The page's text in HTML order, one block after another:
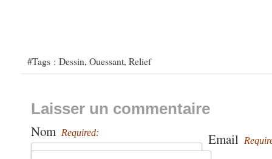
#Tags : Dessin, Ouessant, Relief
Laisser un commentaire
Nom Required: Email